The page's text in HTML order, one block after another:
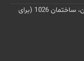
تهران، تقاطع خیابان امام خمینی و کارون، ساختمان 1026 (برای